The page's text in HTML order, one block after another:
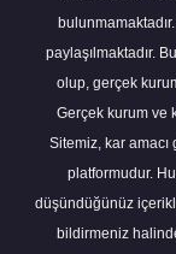
paylaşılmaktadır.
olup, gerçek
Gerçek kurum ve
Sitemiz, kar
platformudur.
düşündüğünüz
bildirmeniz